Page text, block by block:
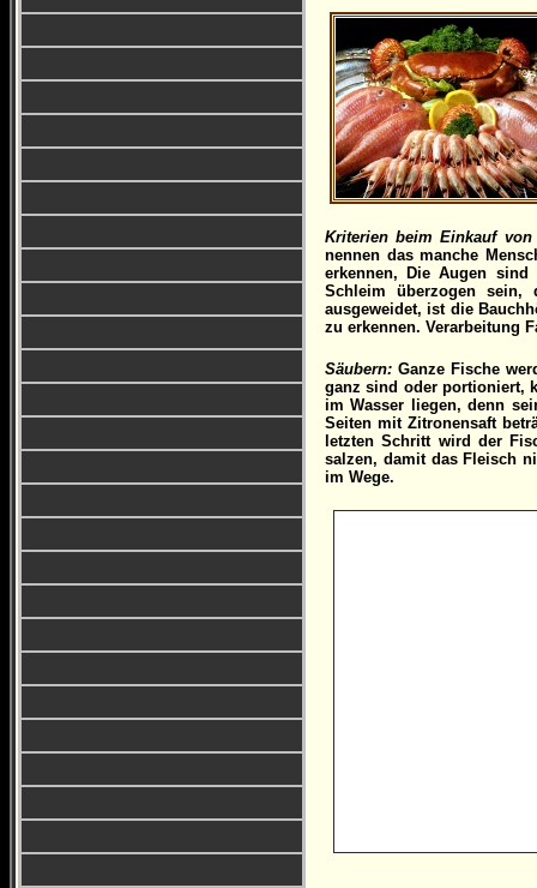
Kriterien beim Einkauf
nennen das manche
erkennen, Die Augen
Schleim überzogen
ausgeweidet, ist die
zu erkennen. Verarbeitung
Säubern: Ganze Fische
ganz sind oder portioniert,
im Wasser liegen, denn
Seiten mit Zitronensaft
letzten Schritt wird der
salzen, damit das Fleisch
im Wege.